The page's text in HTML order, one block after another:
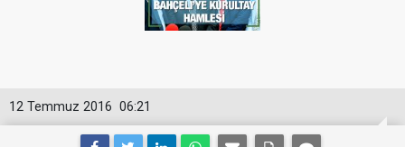
06:21
12 Temmuz 2016